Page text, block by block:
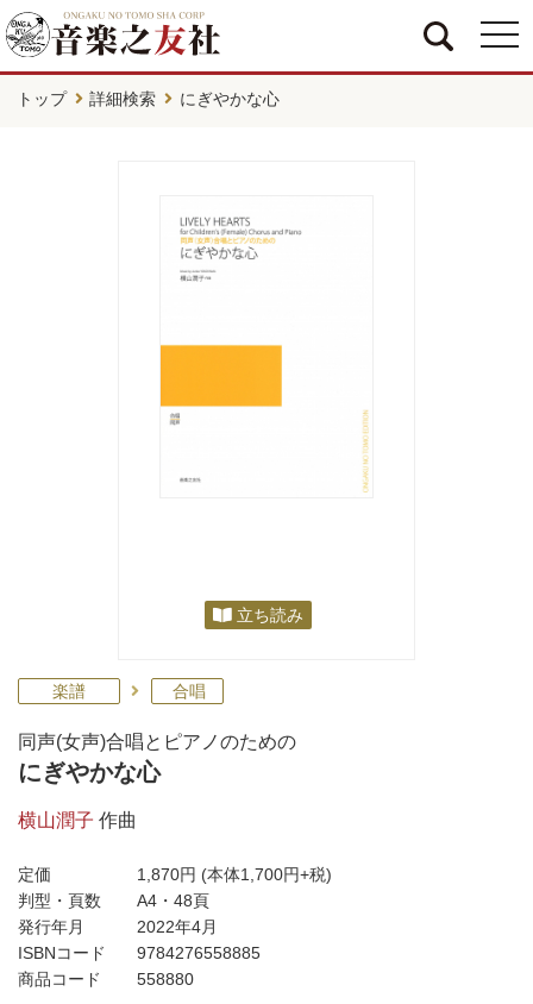
トップ 詳細検索 にぎやかな心
立ち読み
楽譜 合唱
同声(女声)合唱とピアノのための
にぎやかな心
横山潤子 作曲
定価 1,870円 (本体1,700円+税)
判型・頁数
A4・48頁
発行年月
2022年4月
ISBNコード
9784276558885
商品コード
558880